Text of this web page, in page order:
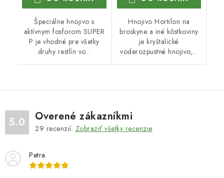
Špeciálne hnojivo s
aktívnym fosforom SUPER
P je vhodné pre všetky
druhy rastlín vo...
Hnojivo Hortilon na
broskyne a iné kôstkoviny
je kryštalické
voderozpustné hnojivo,...
5.0 Overené zákazníkmi
29 recenzií. Zobraziť všetky recenzie
Petra